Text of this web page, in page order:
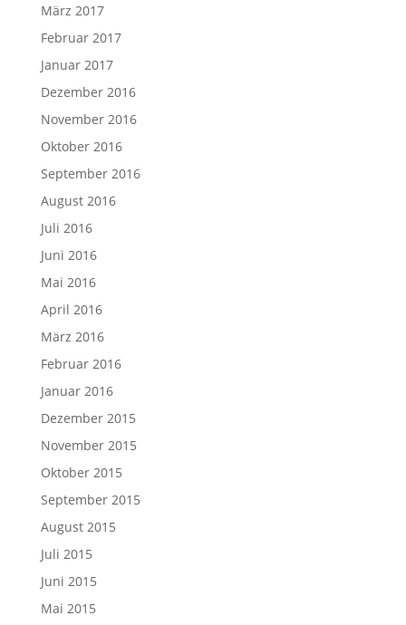
März 2017
Februar 2017
Januar 2017
Dezember 2016
November 2016
Oktober 2016
September 2016
August 2016
Juli 2016
Juni 2016
Mai 2016
April 2016
März 2016
Februar 2016
Januar 2016
Dezember 2015
November 2015
Oktober 2015
September 2015
August 2015
Juli 2015
Juni 2015
Mai 2015